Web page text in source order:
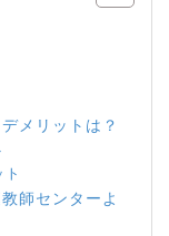
メリットは？
師センターよ